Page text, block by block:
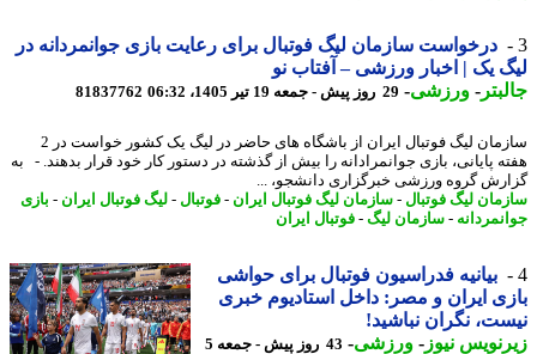
درخواست سازمان لیگ فوتبال برای رعایت بازی جوانمردانه در
یک | اخبار ورزشی – آفتاب نو
-ورزشی-29 روز پیش - جمعه 19 تیر 1405، 06:32 81837762
سازمان لیگ فوتبال ایران از باشگاه های حاضر در لیگ یک کشور خواست در 2
پایانی، بازی جوانمرادانه را بیش از گذشته در دستور کار خود قرار بدهند. - به
گروه ورزشی خبرگزاری دانشجو، ...
لیگ فوتبال-سازمان لیگ فوتبال ایران - فوتبال-لیگ فوتبال ایران -
بازی
- سازمان لیگ -فوتبال ایران
بیانیه فدراسیون فوتبال برای حواشی
ایران و مصر: داخل استادیوم خبری
نگران نباشید!
نیوز-ورزشی-
43 روز پیش - جمعه 5